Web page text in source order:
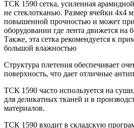
ТСК 1590 сетка, усиленная
не стеклотканью. Размер ячейки 4х4
повышенной прочностью и может
оборудовании где лента движется на
Также, эта сетка рекомендуется к
большой влажностью
Структура плетения обеспечивает
поверхность, что дает отличные
ТСК 1590 часто используется на
для деликатных тканей и в
материалов.
ТСК 1590 входит в складскую